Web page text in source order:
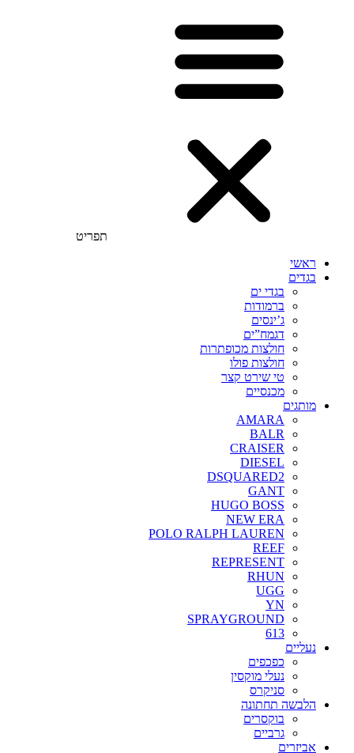
תפריט
ראשי
בגדים
בגדי ים
ברמודות
ג’ינסים
דגמח”ים
חולצות מכופתרות
חולצות פולו
טי שירט קצר
מכנסיים
מותגים
AMARA
BALR
CRAISER
DIESEL
DSQUARED2
GANT
HUGO BOSS
NEW ERA
POLO RALPH LAUREN
REEF
REPRESENT
RHUN
UGG
YN
SPRAYGROUND
613
נעליים
כפכפים
נעלי מוקסין
סניקרס
הלבשה תחתונה
בוקסרים
גרביים
אביזרים